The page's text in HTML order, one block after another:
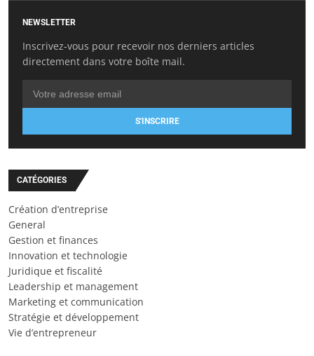
NEWSLETTER
Inscrivez-vous pour recevoir nos derniers articles
directement dans votre boîte mail.
S'INSCRIRE
CATÉGORIES
Création d’entreprise
General
Gestion et finances
Innovation et technologie
Juridique et fiscalité
Leadership et management
Marketing et communication
Stratégie et développement
Vie d’entrepreneur